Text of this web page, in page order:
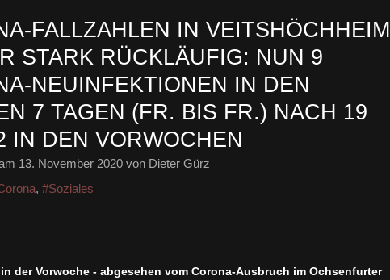
FALLZAHLEN IN VEITSHÖCHHEIM
STARK RÜCKLÄUFIG: NUN 9
NEUINFEKTIONEN IN DEN
7 TAGEN (FR. BIS FR.) NACH 19
IN DEN VORWOCHEN
13. November 2020 von Dieter Gürz
, #Soziales
der Vorwoche - abgesehen vom Corona-Ausbruch im Ochsenfurter